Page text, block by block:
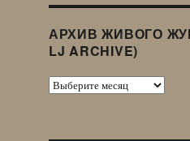
АРХИВ ЖИВОГО
LJ ARCHIVE)
Архив